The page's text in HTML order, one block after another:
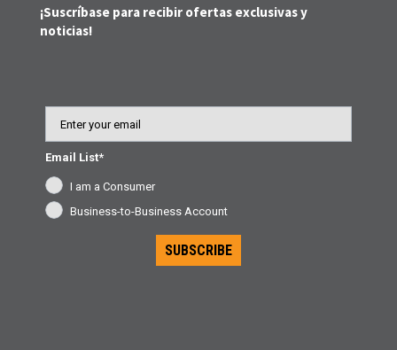
¡Suscríbase para recibir ofertas exclusivas y
noticias!
Email List*
I am a Consumer
Business-to-Business Account
SUBSCRIBE